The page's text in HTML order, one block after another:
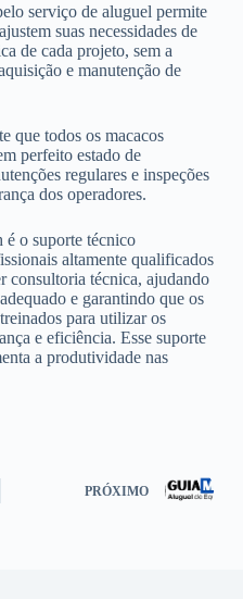
serviço de aluguel permite
suas necessidades de
de cada projeto, sem a
e manutenção de
que todos os macacos
perfeito estado de
regulares e inspeções
dos operadores.
o suporte técnico
altamente qualificados
consultoria técnica, ajudando
e garantindo que os
para utilizar os
e eficiência. Esse suporte
a produtividade nas
PRÓXIMO